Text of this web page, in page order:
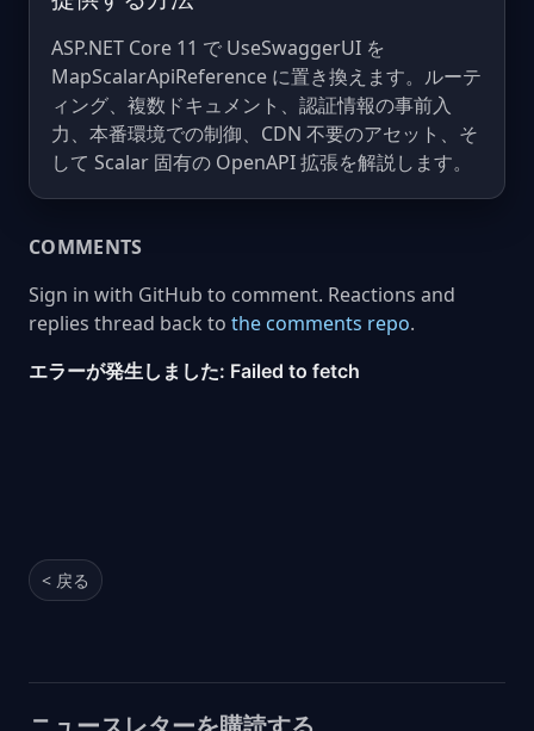
ASP.NET Core 11 で UseSwaggerUI を
MapScalarApiReference に置き換えます。ルーテ
ィング、複数ドキュメント、認証情報の事前入
力、本番環境での制御、CDN 不要のアセット、そ
して Scalar 固有の OpenAPI 拡張を解説します。
COMMENTS
Sign in with GitHub to comment. Reactions and
replies thread back to the comments repo.
< 戻る